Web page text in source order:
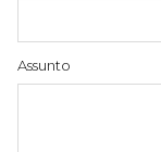
Assunto